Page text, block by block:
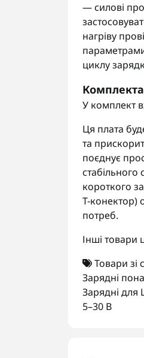
— силові
нагріву
циклу
У комплект
Ця плата
та
поєднує
короткого
Т-конектор)
потреб.
Інші товари
Товари зі
Зарядні
Зарядні для
5–30 В